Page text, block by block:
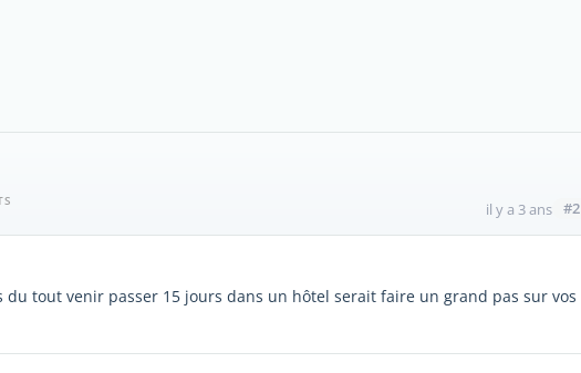
il y a 3 ans #2
du tout venir passer 15 jours dans un hôtel serait faire un grand pas sur vos